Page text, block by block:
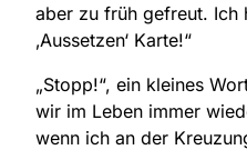
aber zu früh gefreut. Ich
‚Aussetzen‘ Karte!“
„Stopp!“, ein kleines
wir im Leben immer
wenn ich an der